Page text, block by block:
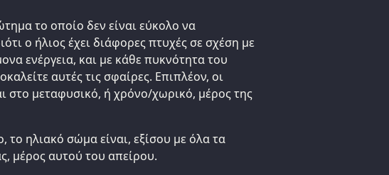
το οποίο δεν είναι εύκολο να
ο ήλιος έχει διάφορες πτυχές σε σχέση με
ενέργεια, και με κάθε πυκνότητα του
αυτές τις σφαίρες. Επιπλέον, οι
στο μεταφυσικό, ή χρόνο/χωρικό, μέρος της
το ηλιακό σώμα είναι, εξίσου με όλα τα
μέρος αυτού του απείρου.